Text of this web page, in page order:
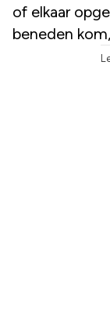
of elkaar
beneden